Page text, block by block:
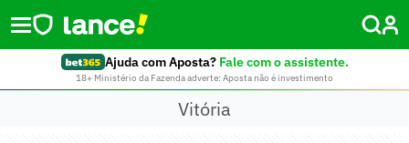
Ajuda com Aposta? Fale com o assistente.
18+ Ministério da Fazenda adverte: Aposta não é investimento
Vitória